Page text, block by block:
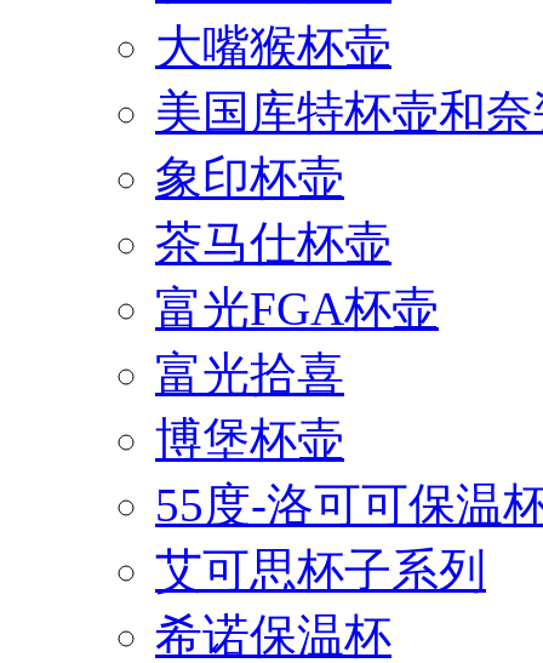
大嘴猴杯壶
美国库特杯壶和
象印杯壶
茶马仕杯壶
富光FGA杯壶
富光拾喜
博堡杯壶
55度-洛可可保温
艾可思杯子系列
希诺保温杯